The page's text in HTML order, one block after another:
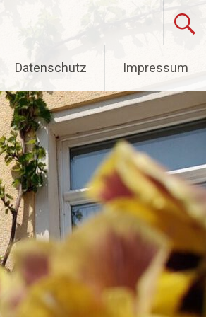
Datenschutz Impressum